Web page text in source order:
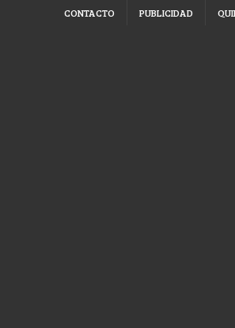
CONTACTO PUBLICIDAD